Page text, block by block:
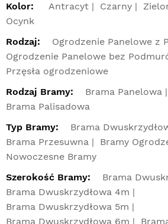
Kolor:
Antracyt Czarny
Ocynk
Rodzaj:
Ogrodzenie Panelowe z
Ogrodzenie Panelowe bez
Przęsła ogrodzeniowe
Rodzaj Bramy:
Brama Panelowa
Brama Palisadowa
Typ Bramy:
Brama
Brama Przesuwna
Bramy
Nowoczesne Bramy
Szerokość Bramy:
Brama
Brama Dwuskrzydłowa 4m
Brama Dwuskrzydłowa 5m
Brama Dwuskrzydłowa 6m